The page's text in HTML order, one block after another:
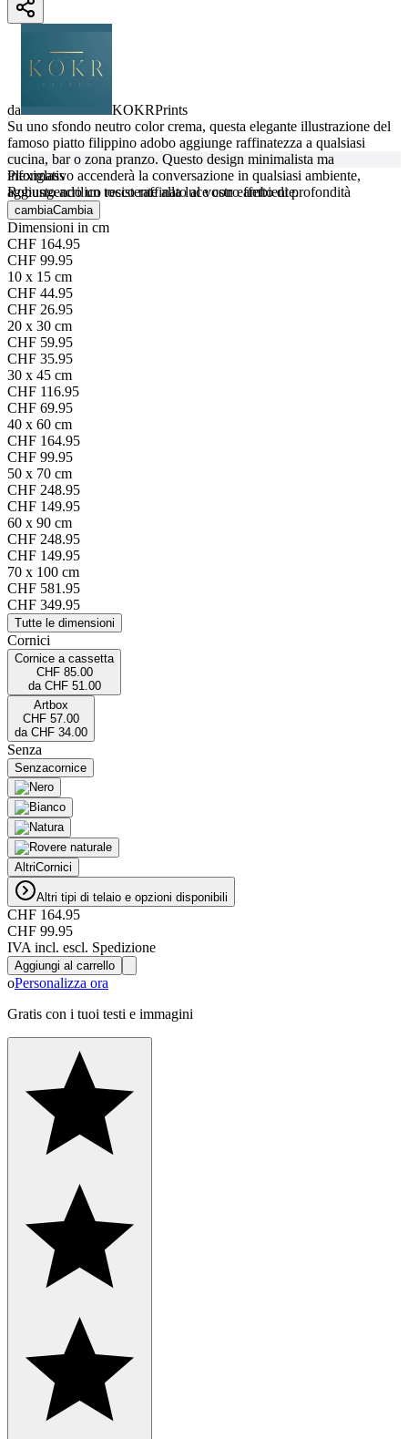
da
KOKRPrints
Su uno sfondo neutro color crema, questa elegante illustrazione del
famoso piatto filippino adobo aggiunge raffinatezza a qualsiasi
cucina, bar o zona pranzo. Questo design minimalista ma
informativo accenderà la conversazione in qualsiasi ambiente,
aggiungendo un tocco raffinato al vostro ambiente.
Plexiglass
Robusto acrilico resistente alla luce con effetto di profondità
cambiaCambia
Dimensioni in cm
CHF 164.95
CHF 99.95
10 x 15 cm
CHF 44.95
CHF 26.95
20 x 30 cm
CHF 59.95
CHF 35.95
30 x 45 cm
CHF 116.95
CHF 69.95
40 x 60 cm
CHF 164.95
CHF 99.95
50 x 70 cm
CHF 248.95
CHF 149.95
60 x 90 cm
CHF 248.95
CHF 149.95
70 x 100 cm
CHF 581.95
CHF 349.95
Tutte le dimensioni
Cornici
Cornice a cassetta
CHF 85.00
da CHF 51.00
Artbox
CHF 57.00
da CHF 34.00
Senza
Senzacornice
AltriCornici
Altri tipi di telaio e opzioni disponibili
CHF 164.95
CHF 99.95
IVA incl. escl. Spedizione
Aggiungi al carrello
oPersonalizza ora
Gratis con i tuoi testi e immagini